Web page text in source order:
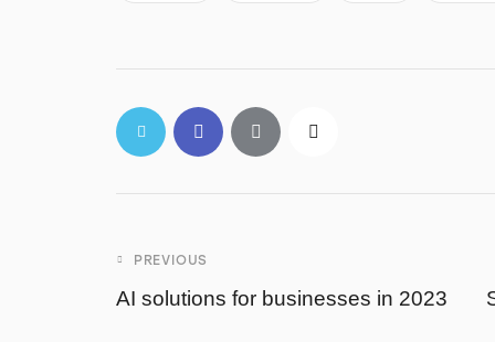
PREVIOUS
AI solutions for businesses in 2023